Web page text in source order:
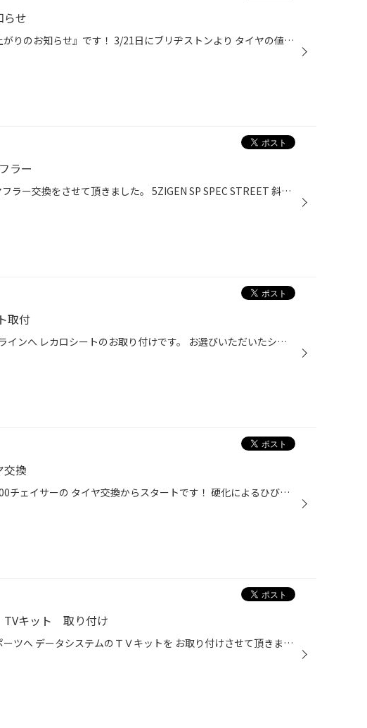
らせ
本日は！ 『タイヤ値上がりのお知らせ』です！ 3/21日にブリヂストンより タイヤの値上げが発表されました。 値上げの時期は 夏用タイヤ2025年6月1日～ 冬用タイヤ2025年9月1日～ となっております。 値上げ率は、商品により違いますが 6～8％の値上げとなります。 夏用タイヤはもちろんですが、 冬...
ラー
キャラバンNV350のマフラー交換をさせて頂きました。 5ZIGEN SP SPEC STREET 斜め砲弾マフラーでリアビューが格好良く、高音質で心地よいサウンドを奏でます！ もちろん車検対応品で安心してお使いいただけます。 #5zigen #マフラー #NV350 #キャラバン #タイヤ館高島平 #タイヤ #ブリヂストン #板...
取付
本日は！ RV37スカイラインへ レカロシートのお取り付けです。 お選びいただいたシートは 座面がフラットで乗り降りもしやすい コンフォート＆スポーツモデル SR-C UT100H カラーは アーティフィシャルレザー×ウルトラスエード コチラのモデルは軽自動車からミニバン、SUVまで 幅広く対応し、骨盤周...
換
本日は！ トヨタ JZX100チェイサーの タイヤ交換からスタートです！ 硬化によるひび割れが各所に発生しており 溝は十分に残っているものの、年数が 経っている為、安全の為交換させて頂きました。 交換させて頂いたタイヤは（POTENZA S007A） 優れたドライ性能を実現し、ウェット性能とコンフォート...
キット 取り付け
本日は！ クラウンスポーツへ データシステムのＴＶキットを お取り付けさせて頂きました。 同乗者の方が走行中にTVやナビの 操作を可能にするもので、 今回は、ステアリングスイッチで操作する スマートタイプをチョイス！ 慎重に養生しながら作業し、 無事完成！ TVキットのお取り付けも 是非！お...